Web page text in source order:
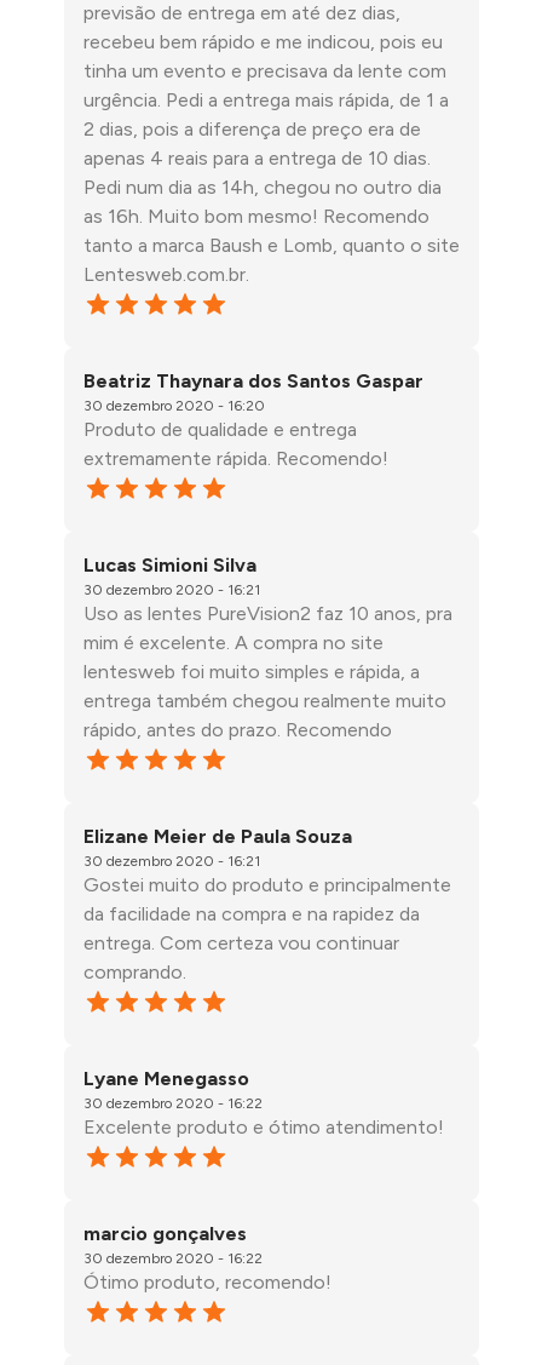
previsão de entrega em até dez dias,
recebeu bem rápido e me indicou, pois eu
tinha um evento e precisava da lente com
urgência. Pedi a entrega mais rápida, de 1 a
2 dias, pois a diferença de preço era de
apenas 4 reais para a entrega de 10 dias.
Pedi num dia as 14h, chegou no outro dia
as 16h. Muito bom mesmo! Recomendo
tanto a marca Baush e Lomb, quanto o site
Lentesweb.com.br.
Beatriz Thaynara dos Santos Gaspar
30 dezembro 2020 - 16:20
Produto de qualidade e entrega
extremamente rápida. Recomendo!
Lucas Simioni Silva
30 dezembro 2020 - 16:21
Uso as lentes PureVision2 faz 10 anos, pra
mim é excelente. A compra no site
lentesweb foi muito simples e rápida, a
entrega também chegou realmente muito
rápido, antes do prazo. Recomendo
Elizane Meier de Paula Souza
30 dezembro 2020 - 16:21
Gostei muito do produto e principalmente
da facilidade na compra e na rapidez da
entrega. Com certeza vou continuar
comprando.
Lyane Menegasso
30 dezembro 2020 - 16:22
Excelente produto e ótimo atendimento!
marcio gonçalves
30 dezembro 2020 - 16:22
Ótimo produto, recomendo!